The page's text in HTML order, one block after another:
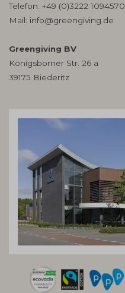
Telefon: +49 (0)3222 1094570
Mail: info@greengiving.de
Greengiving BV
Königsborner Str. 26 a
39175 Biederitz